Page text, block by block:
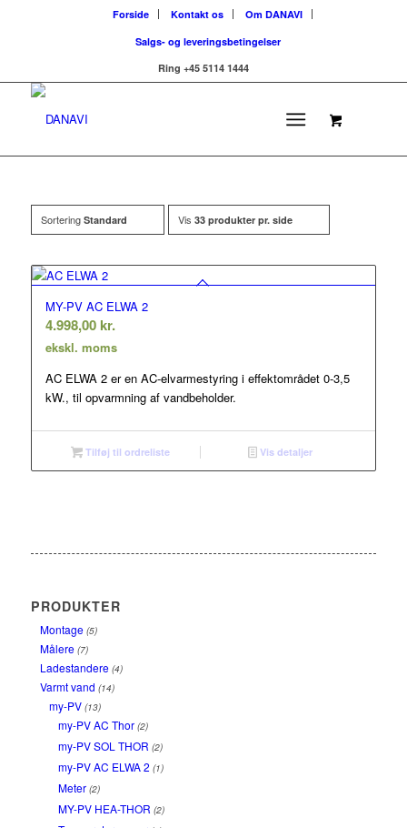
Forside Kontakt os
Om DANAVI
Salgs- og leveringsbetingelser
Ring +45 5114 1444
Sortering Standard Vis 33 produkter pr. side
MY-PV AC ELWA 2
4.998,00 kr.
ekskl. moms
AC ELWA 2 er en AC-elvarmestyring i effektområdet 0-3,5
kW., til opvarmning af vandbeholder.
Tilføj til ordreliste Vis detaljer
PRODUKTER
Montage (5)
Målere (7)
Ladestandere (4)
Varmt vand (14)
my-PV (13)
my-PV AC Thor (2)
my-PV SOL THOR (2)
my-PV AC ELWA 2 (1)
Meter (2)
MY-PV HEA-THOR (2)